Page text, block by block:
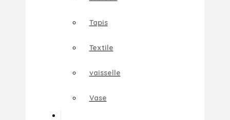
Tapis
Textile
vaisselle
Vase